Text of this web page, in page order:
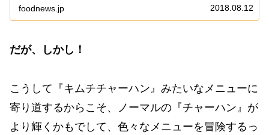
ですが、ちょっと心配だったので偵察がてら食べに
foodnews.jp 2018.08.12
だが、しかし！
こうして『キムチチャーハン』みたいなメニューに
寄り道するからこそ、ノーマルの『チャーハン』が
より輝くかもでして、色々なメニューを冒険するっ